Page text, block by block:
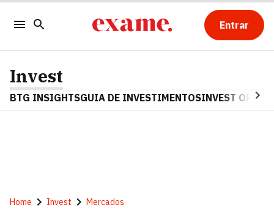
Entrar
Invest
BTG INSIGHTSGUIA DE INVESTIMENTOSINVEST OPINA
Home Invest Mercados